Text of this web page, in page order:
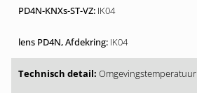
IK04
IK04
Omgevingstemperatuur